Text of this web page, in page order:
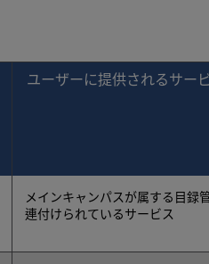
ユーザーに提供されるサー
メインキャンパスが属する目録
連付けられているサービス